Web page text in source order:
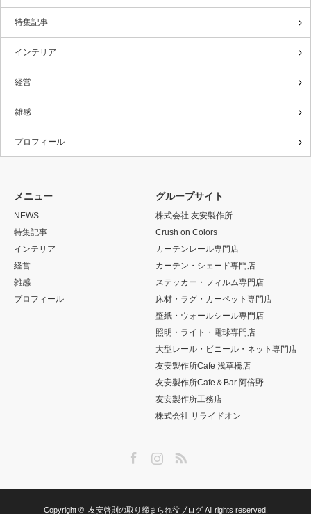
特集記事
インテリア
経営
雑感
プロフィール
メニュー
NEWS
特集記事
インテリア
経営
雑感
プロフィール
グループサイト
株式会社 友安製作所
Crush on Colors
カーテンレール専門店
カーテン・シェード専門店
ステッカー・フィルム専門店
床材・ラグ・カーペット専門店
壁紙・ウォールシール専門店
照明・ライト・電球専門店
大型レール・ビニール・ネット専門店
友安製作所Cafe 浅草橋店
友安製作所Cafe＆Bar 阿倍野
友安製作所工務店
株式会社 リライドオン
Copyright © 友安啓則の取り締まられ役ブログAll rights reserved.